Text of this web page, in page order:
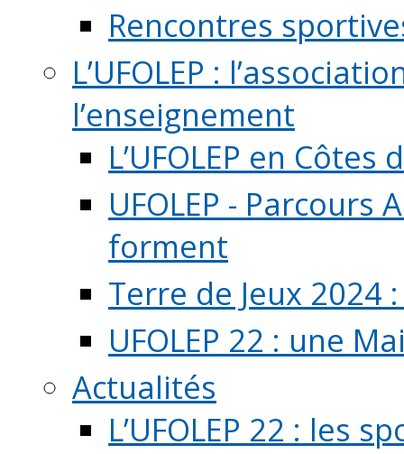
Rencontres
L’UFOLEP :
l’enseignement
L’UFOLEP en Côtes
UFOLEP -
forment
Terre de Jeux 2024
UFOLEP 22 : une
Actualités
L’UFOLEP 22 : les